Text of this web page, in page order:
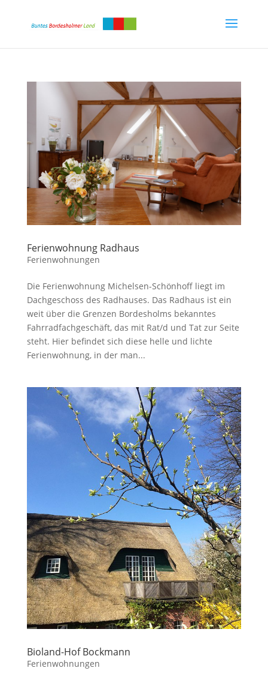
Ferienwohnung Radhaus
Ferienwohnungen
Die Ferienwohnung Michelsen-Schönhoff liegt im
Dachgeschoss des Radhauses. Das Radhaus ist ein
weit über die Grenzen Bordesholms bekanntes
Fahrradfachgeschäft, das mit Rat/d und Tat zur Seite
steht. Hier befindet sich diese helle und lichte
Ferienwohnung, in der man...
Bioland-Hof Bockmann
Ferienwohnungen